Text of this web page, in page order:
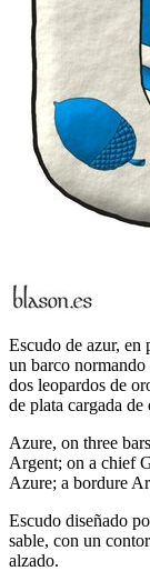
Escudo de azur, en
un barco
dos leopardos de
de plata cargada de
Azure, on three
Argent; on a chief
Azure; a bordure
Escudo diseñado
sable, con un
alzado.